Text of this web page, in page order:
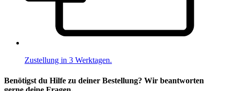
Zustellung in 3 Werktagen.
Benötigst du Hilfe zu deiner Bestellung? Wir beantworten